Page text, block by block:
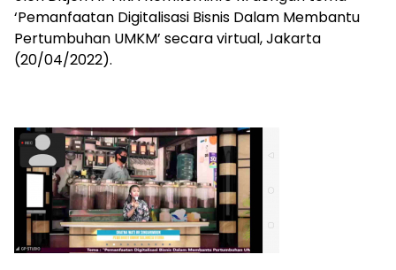
‘Pemanfaatan Digitalisasi Bisnis Dalam Membantu
Pertumbuhan UMKM’ secara virtual, Jakarta
(20/04/2022).